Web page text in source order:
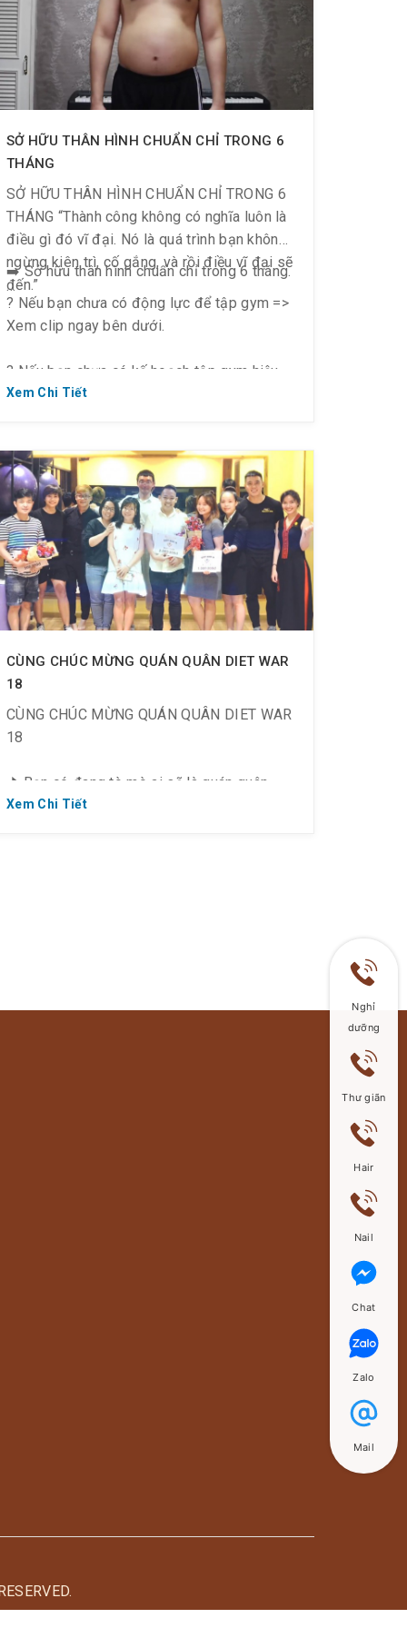
SỞ HỮU THÂN HÌNH CHUẨN CHỈ TRONG 6
THÁNG
SỞ HỮU THÂN HÌNH CHUẨN CHỈ TRONG 6
THÁNG “Thành công không có nghĩa luôn là
điều gì đó vĩ đại. Nó là quá trình bạn không
ngừng kiên trì, cố gắng, và rồi điều vĩ đại sẽ
đến.”
➡️ Sở hữu thân hình chuẩn chỉ trong 6 tháng.
️? Nếu bạn chưa có động lực để tập gym =>
Xem clip ngay bên dưới.
️? Nếu bạn chưa có kế hoạch tập gym hiệu
quả
http://bit.ly/DietWar19
Xem Chi Tiết
CÙNG CHÚC MỪNG QUÁN QUÂN DIET WAR
18
CÙNG CHÚC MỪNG QUÁN QUÂN DIET WAR
18
⛳ Bạn có đang tò mò ai sẽ là quán quân
mùa Diet War 18 không? Nào mình cùng
? Á Quân I: Chị Nguyễn Thái Thy Anh
Xem Chi Tiết
Nghỉ
dưỡng
Thư giãn
Hair
Nail
Chat
Zalo
Mail